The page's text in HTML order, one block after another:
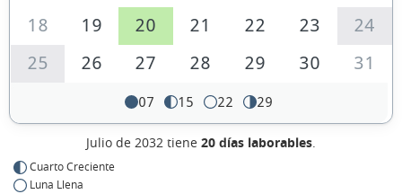
18
19 20 21 22 23
24
25
26 27 28 29 30 31
07 15 22 29
Julio de 2032 tiene 20 días laborables.
Cuarto Creciente
Luna Llena